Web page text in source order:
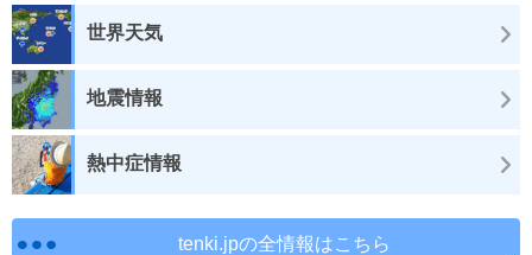
世界天気
地震情報
熱中症情報
tenki.jpの全情報はこちら